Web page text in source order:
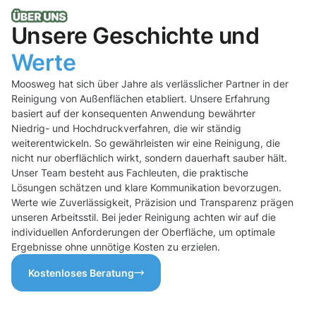
Unsere Geschichte und
Werte
Moosweg hat sich über Jahre als verlässlicher Partner in der
Reinigung von Außenflächen etabliert. Unsere Erfahrung
basiert auf der konsequenten Anwendung bewährter
Niedrig- und Hochdruckverfahren, die wir ständig
weiterentwickeln. So gewährleisten wir eine Reinigung, die
nicht nur oberflächlich wirkt, sondern dauerhaft sauber hält.
Unser Team besteht aus Fachleuten, die praktische
Lösungen schätzen und klare Kommunikation bevorzugen.
Werte wie Zuverlässigkeit, Präzision und Transparenz prägen
unseren Arbeitsstil. Bei jeder Reinigung achten wir auf die
individuellen Anforderungen der Oberfläche, um optimale
Ergebnisse ohne unnötige Kosten zu erzielen.
Kostenloses Beratung